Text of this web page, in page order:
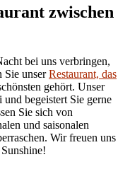
zwischen
bei uns verbringen,
Sie unserRestaurant, das
gehört. Unser
begeistert Sie gerne
Sie sich von
und saisonalen
Wir freuen uns